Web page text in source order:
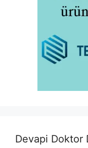
Devapi Doktor